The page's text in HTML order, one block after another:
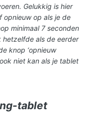
Gelukkig is hier
opnieuw op als je de
minimaal 7 seconden
hetzelfde als de eerder
knop ‘opnieuw
niet kan als je tablet
tablet